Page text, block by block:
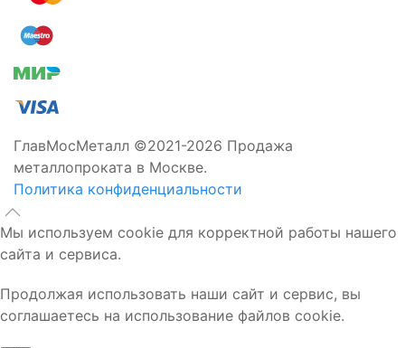
ГлавМосМеталл ©2021-2026 Продажа
металлопроката в Москве.
Политика конфиденциальности
Мы используем cookie для корректной работы нашего
сайта и сервиса.
Продолжая использовать наши сайт и сервис, вы
соглашаетесь на использование файлов cookie.